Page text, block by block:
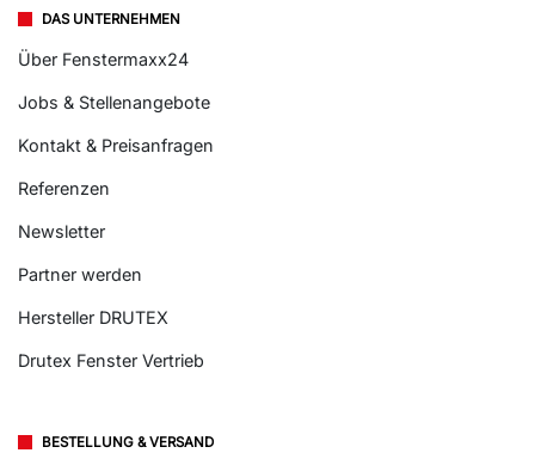
DAS UNTERNEHMEN
Über Fenstermaxx24
Jobs & Stellenangebote
Kontakt & Preisanfragen
Referenzen
Newsletter
Partner werden
Hersteller DRUTEX
Drutex Fenster Vertrieb
BESTELLUNG & VERSAND